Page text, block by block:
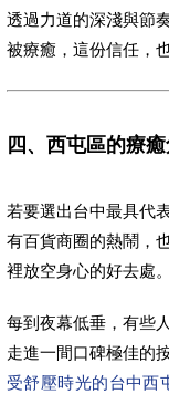
透過力道的深淺與節
被療癒，這份信任，
四、西屯區的療
若要選出台中最具代
有百貨商圈的熱鬧，
裡放空身心的好去處。
每到夜幕低垂，有些
走進一間口碑極佳的
受舒壓時光的台中西